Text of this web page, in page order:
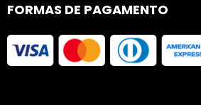
FORMAS DE PAGAMENTO